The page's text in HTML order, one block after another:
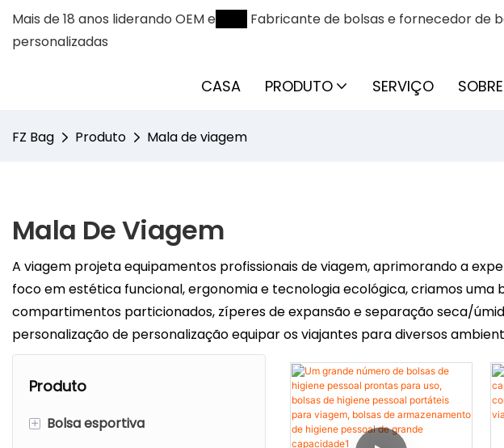
Mais de 18 anos liderando OEM e
Fabricante de bolsas e fornecedor de
personalizadas
CASA PRODUTO SERVIÇO
FZ Bag Produto Mala de viagem
Mala De Viagem
A viagem projeta equipamentos profissionais de viagem, aprimorando a
foco em estética funcional, ergonomia e tecnologia ecológica, criamos
compartimentos particionados, zíperes de expansão e separação seca/
personalização de personalização equipar os viajantes para diversos
Produto
+ Bolsa esportiva